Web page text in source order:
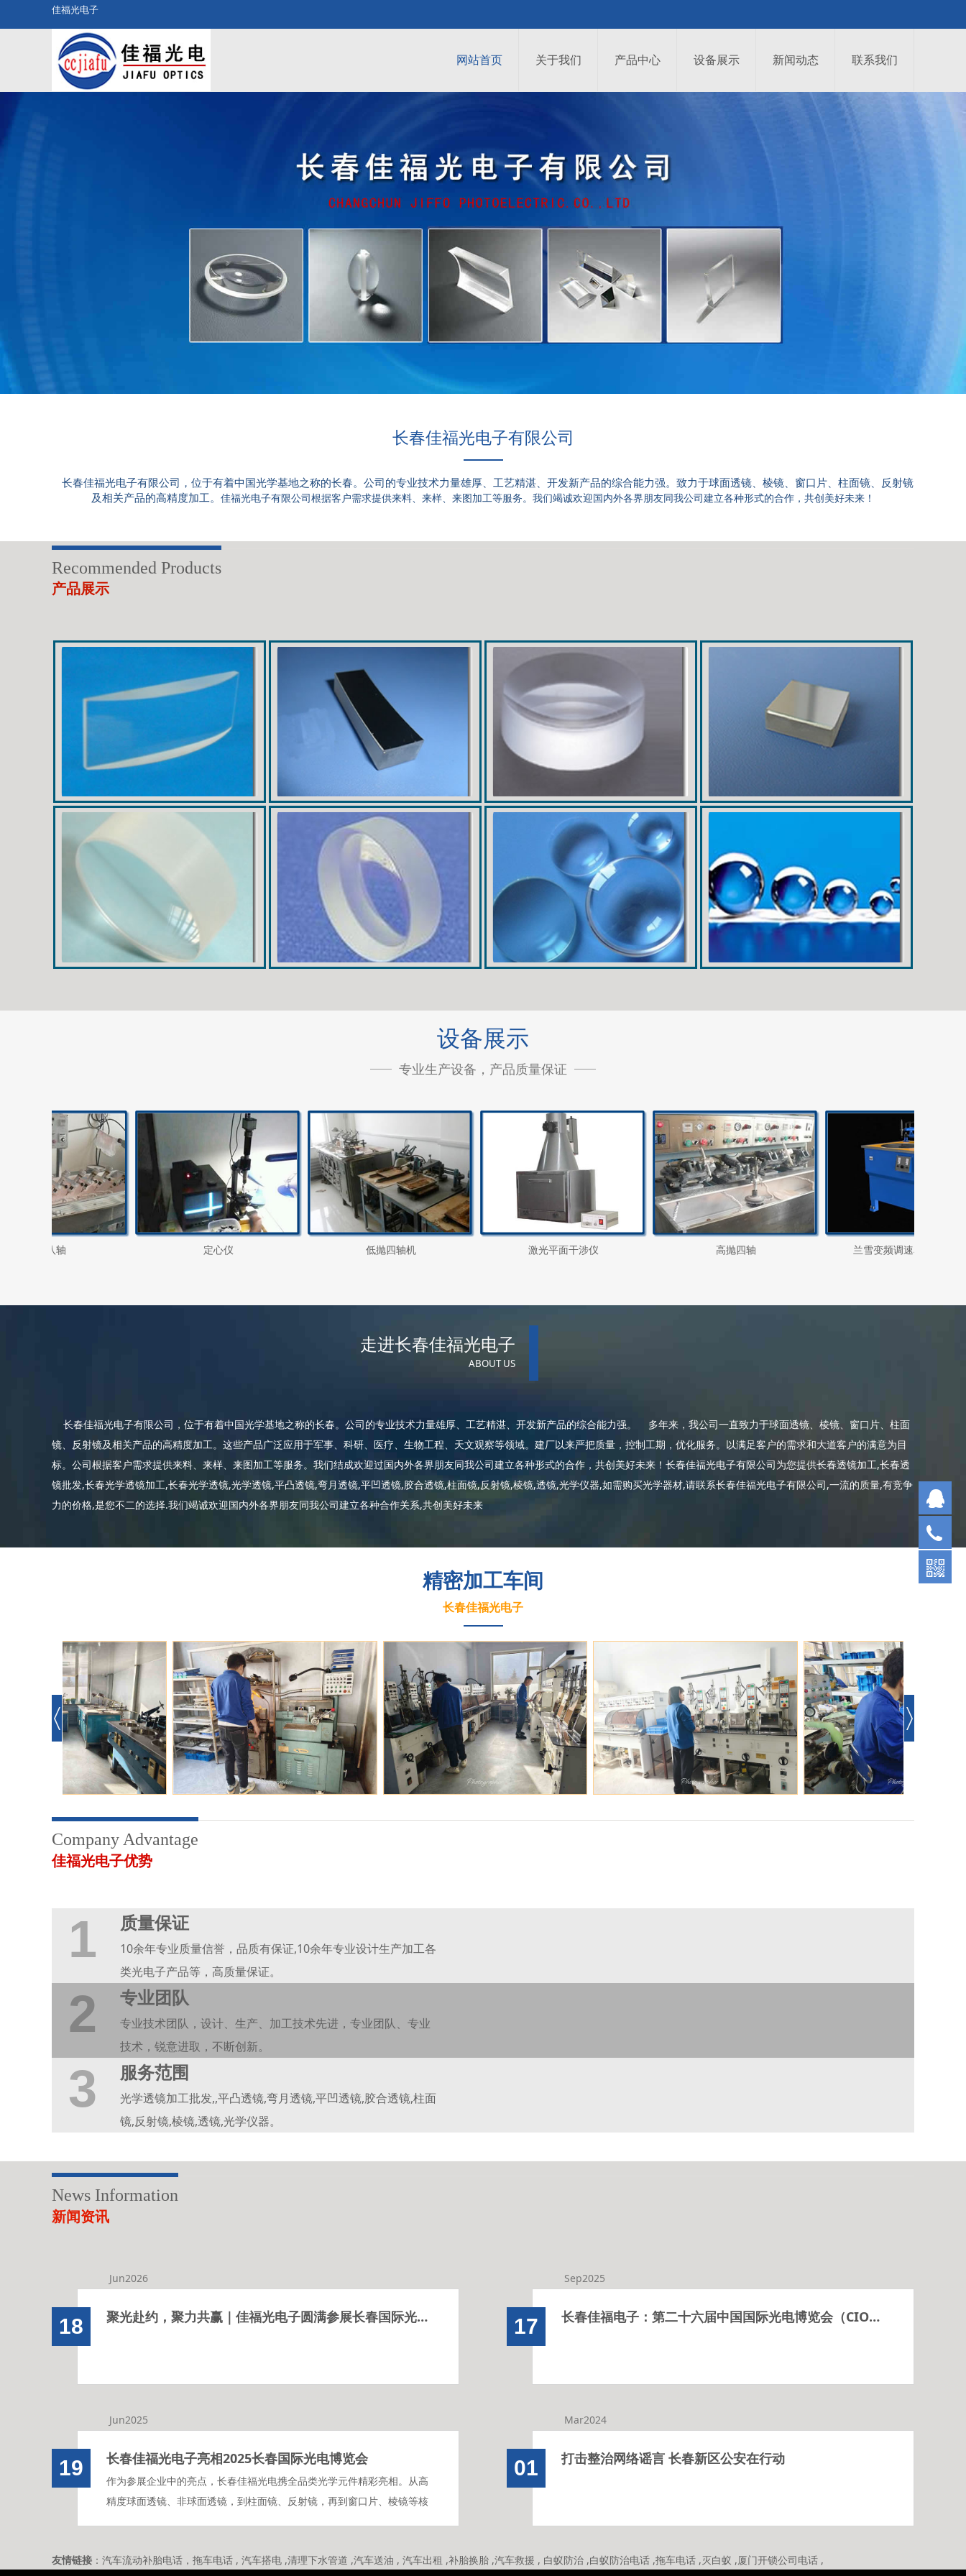
佳福光电子
网站首页 关于我们 产品中心 设备展示 新闻动态 联系我们
长春佳福光电子有限公司
长春佳福光电子有限公司，位于有着中国光学基地之称的长春。公司的专业技术力量雄厚、工艺精湛、开发新产品的综合能力强。致力于球面透镜、棱镜、窗口片、柱面镜、反射镜
及相关产品的高精度加工。 佳福光电子有限公司根据客户需求提供来料、来样、来图加工等服务。我们竭诚欢迎国内外各界朋友同我公司建立各种形式的合作，共创美好未来！
Recommended Products
产品展示
设备展示
专业生产设备，产品质量保证
激光平面干涉仪 兰雪变频调速单轴抛光机
走进长春佳福光电子
ABOUT US
长春佳福光电子有限公司，位于有着中国光学基地之称的长春。公司的专业技术力量雄厚、工艺精湛、开发新产品的综合能力强。 多年来，我公司一直致力于球面透镜、棱镜、窗口片、柱面
镜、反射镜及相关产品的高精度加工。这些产品广泛应用于军事、科研、医疗、生物工程、天文观察等领域。建厂以来严把质量，控制工期，优化服务。以满足客户的需求和大道客户的满意为目
标。公司根据客户需求提供来料、来样、来图加工等服务。我们结成欢迎过国内外各界朋友同我公司建立各种形式的合作，共创美好未来！长春佳福光电子有限公司为您提供长春透镜加工,长春透
镜批发,长春光学透镜加工,长春光学透镜,光学透镜,平凸透镜,弯月透镜,平凹透镜,胶合透镜,柱面镜,反射镜,棱镜,透镜,光学仪器,如需购买光学器材,请联系长春佳福光电子有限公司,一流的质量,有竞争
力的价格,是您不二的选择.我们竭诚欢迎国内外各界朋友同我公司建立各种合作关系,共创美好未来
精密加工车间
长春佳福光电子
Company Advantage
佳福光电子优势
1 质量保证
10余年专业质量信誉，品质有保证,10余年专业设计生产加工各
类光电子产品等，高质量保证。
2 专业团队
专业技术团队，设计、生产、加工技术先进，专业团队、专业
技术，锐意进取，不断创新。
3 服务范围
光学透镜加工批发,,平凸透镜,弯月透镜,平凹透镜,胶合透镜,柱面
镜,反射镜,棱镜,透镜,光学仪器。
News Information
新闻资讯
Jun2026
18 聚光赴约，聚力共赢｜佳福光电子圆满参展长春国际光电博览会
Sep2025
17 长春佳福电子：第二十六届中国国际光电博览会（CIOE中国光博会）
Jun2025
19 长春佳福光电子亮相2025长春国际光电博览会
作为参展企业中的亮点，长春佳福光电携全品类光学元件精彩亮相。从高
精度球面透镜、非球面透镜，到柱面镜、反射镜，再到窗口片、棱镜等核
流，更迎来了大批行业专业人士及潜在合作伙伴驻足洽谈。来自世界各地
Mar2024
01 打击整治网络谣言 长春新区公安在行动
友情链接 ： 汽车流动补胎电话 ， 拖车电话 , 汽车搭电 ,清理下水管道 ,汽车送油 , 汽车出租 ,补胎换胎 ,汽车救援 , 白蚁防治 ,白蚁防治电话 ,拖车电话 ,灭白蚁 ,厦门开锁公司电话 ,